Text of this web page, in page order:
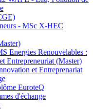
- MSc X-HEC
Energies Renouvelables :
Entrepreneuriat (Master)
et Entreprenariat
EuroteQ
d'échange